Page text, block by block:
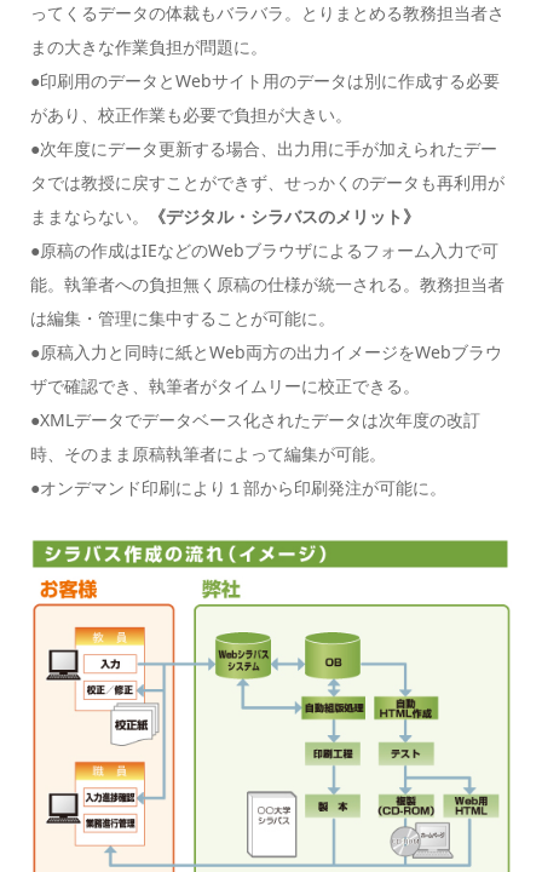
ってくるデータの体裁もバラバラ。とりまとめる教務担当者さ
まの大きな作業負担が問題に。
●印刷用のデータとWebサイト用のデータは別に作成する必要
があり、校正作業も必要で負担が大きい。
●次年度にデータ更新する場合、出力用に手が加えられたデー
タでは教授に戻すことができず、せっかくのデータも再利用が
ままならない。
《デジタル・シラバスのメリット》
●原稿の作成はIEなどのWebブラウザによるフォーム入力で可
能。執筆者への負担無く原稿の仕様が統一される。教務担当者
は編集・管理に集中することが可能に。
●原稿入力と同時に紙とWeb両方の出力イメージをWebブラウ
ザで確認でき、執筆者がタイムリーに校正できる。
●XMLデータでデータベース化されたデータは次年度の改訂
時、そのまま原稿執筆者によって編集が可能。
●オンデマンド印刷により１部から印刷発注が可能に。